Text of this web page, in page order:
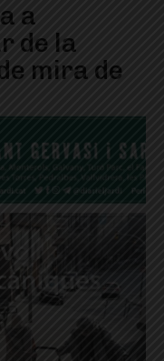
a
de la
mira de